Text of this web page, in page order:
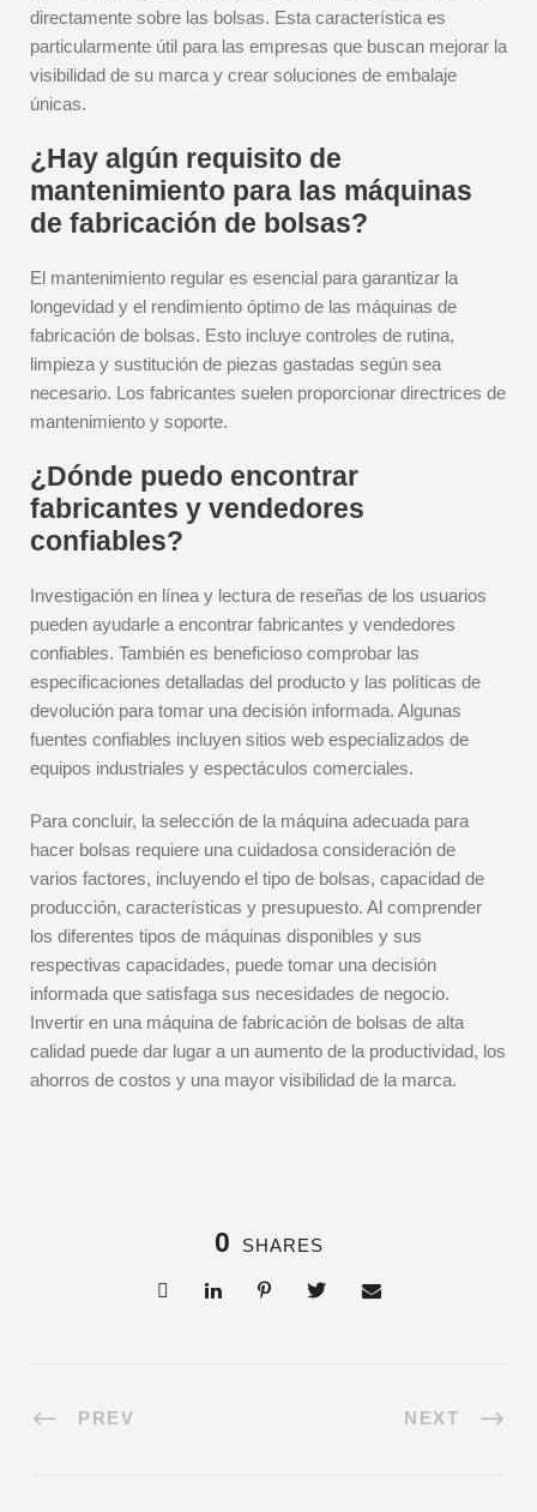
directamente sobre las bolsas. Esta característica es
particularmente útil para las empresas que buscan mejorar la
visibilidad de su marca y crear soluciones de embalaje
únicas.
¿Hay algún requisito de
mantenimiento para las máquinas
de fabricación de bolsas?
El mantenimiento regular es esencial para garantizar la
longevidad y el rendimiento óptimo de las máquinas de
fabricación de bolsas. Esto incluye controles de rutina,
limpieza y sustitución de piezas gastadas según sea
necesario. Los fabricantes suelen proporcionar directrices de
mantenimiento y soporte.
¿Dónde puedo encontrar
fabricantes y vendedores
confiables?
Investigación en línea y lectura de reseñas de los usuarios
pueden ayudarle a encontrar fabricantes y vendedores
confiables. También es beneficioso comprobar las
especificaciones detalladas del producto y las políticas de
devolución para tomar una decisión informada. Algunas
fuentes confiables incluyen sitios web especializados de
equipos industriales y espectáculos comerciales.
Para concluir, la selección de la máquina adecuada para
hacer bolsas requiere una cuidadosa consideración de
varios factores, incluyendo el tipo de bolsas, capacidad de
producción, características y presupuesto. Al comprender
los diferentes tipos de máquinas disponibles y sus
respectivas capacidades, puede tomar una decisión
informada que satisfaga sus necesidades de negocio.
Invertir en una máquina de fabricación de bolsas de alta
calidad puede dar lugar a un aumento de la productividad, los
ahorros de costos y una mayor visibilidad de la marca.
0 SHARES
PREV NEXT